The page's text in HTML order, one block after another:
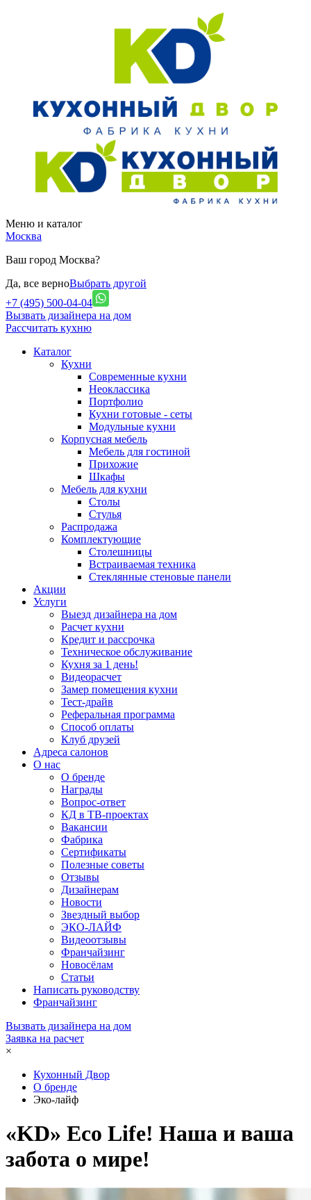
Меню и каталог
Москва
Ваш город Москва?
Да, все верноВыбрать другой
+7 (495) 500-04-04
Вызвать дизайнера на дом
Рассчитать кухню
Каталог
Кухни
Современные кухни
Неоклассика
Портфолио
Кухни готовые - сеты
Модульные кухни
Корпусная мебель
Мебель для гостиной
Прихожие
Шкафы
Мебель для кухни
Столы
Стулья
Распродажа
Комплектующие
Столешницы
Встраиваемая техника
Стеклянные стеновые панели
Акции
Услуги
Выезд дизайнера на дом
Расчет кухни
Кредит и рассрочка
Техническое обслуживание
Кухня за 1 день!
Видеорасчет
Замер помещения кухни
Тест-драйв
Реферальная программа
Способ оплаты
Клуб друзей
Адреса салонов
О нас
О бренде
Награды
Вопрос-ответ
КД в ТВ-проектах
Вакансии
Фабрика
Сертификаты
Полезные советы
Отзывы
Дизайнерам
Новости
Звездный выбор
ЭКО-ЛАЙФ
Видеоотзывы
Франчайзинг
Новосёлам
Статьи
Написать руководству
Франчайзинг
Вызвать дизайнера на дом
Заявка на расчет
×
Кухонный Двор
О бренде
Эко-лайф
«KD» Eco Life! Наша и ваша
забота о мире!